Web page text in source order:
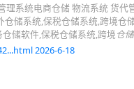
理系统电商仓储 物流系统 货
储系统,保税仓储系统,跨境仓
储软件,保税仓储系统,跨境仓
2026-6-18